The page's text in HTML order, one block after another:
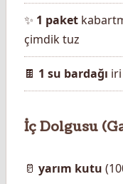
✨ 1 paket
çimdik tuz
🍫 1 su bardağı
İç Dolgusu
🥛 yarım kutu